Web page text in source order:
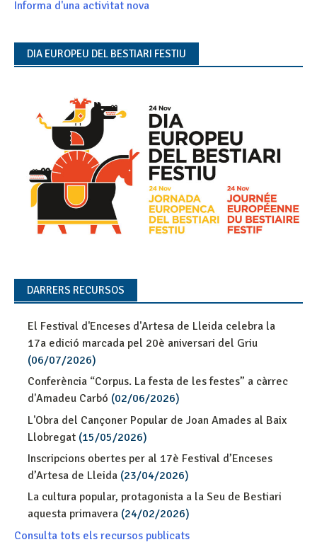
Informa d'una activitat nova
DIA EUROPEU DEL BESTIARI FESTIU
DARRERS RECURSOS
El Festival d'Enceses d'Artesa de Lleida celebra la
17a edició marcada pel 20è aniversari del Griu
(06/07/2026)
Conferència “Corpus. La festa de les festes” a càrrec
d'Amadeu Carbó (02/06/2026)
L'Obra del Cançoner Popular de Joan Amades al Baix
Llobregat (15/05/2026)
Inscripcions obertes per al 17è Festival d’Enceses
d’Artesa de Lleida (23/04/2026)
La cultura popular, protagonista a la Seu de Bestiari
aquesta primavera (24/02/2026)
Consulta tots els recursos publicats